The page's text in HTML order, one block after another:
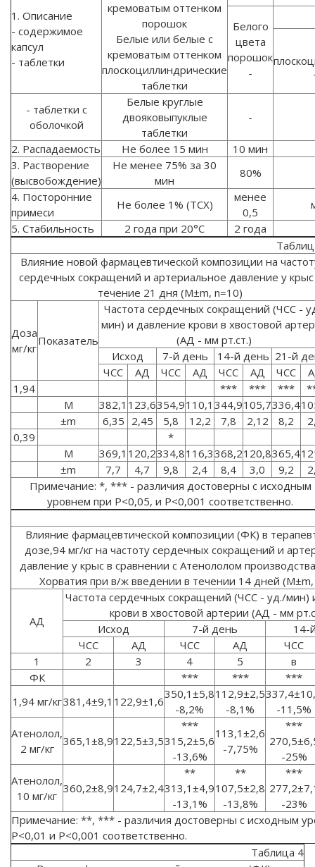
1. Описание
- содержимое
капсул
- таблетки
кремоватым оттенком
порошок
Белые или белые с
кремоватым оттенком
плоскоциллиндрические
таблетки
Белого
цвета
порошок
-
- таблетки с
оболочкой
Белые круглые
двояковыпуклые
таблетки
-
2. Распадаемость Не более 15 мин
10 мин
3. Растворение
(высвобождение)
Не менее 75% за 30
мин
80%
4. Посторонние
примеси
Не более 1% (ТСХ)
менее
0,5
5. Стабильность
2 года при 20°С
2 года
Влияние новой фармацевтической композиции на
сердечных сокращений и артериальное давление у крыс
течение 21 дня (M±m, n=10)
Доза
мг/кг
Показатель
Частота сердечных сокращений (ЧСС -
мин) и давление крови в хвостовой
(АД - мм рт.ст.)
Исход
7-й день 14-й день 21-й
ЧСС
АД ЧСС АД ЧСС АД ЧСС
1,94
*** *** ***
М
382,1 123,6354,9110,1 344,9105,7336,4
±m
6,35 2,45 5,8 12,2 7,8 2,12 8,2
0,39
*
М
369,1 120,2334,8116,3368,2120,8365,4
±m
7,7 4,7 9,8 2,4 8,4 3,0 9,2
Примечание: *, *** - различия достоверны с исходным
уровнем при Р<0,05, и Р<0,001 соответственно.
Влияние фармацевтической композиции (ФК) в
дозе,94 мг/кг на частоту сердечных сокращений и
давление у крыс в сравнении с Атенололом
Хорватия при в/ж введении в течении 14 дней
АД
Частота сердечных сокращений (ЧСС - уд./мин)
крови в хвостовой артерии (АД - мм
Исход
7-й день
14-
ЧСС
АД ЧСС АД
ЧСС
1
2 3 4 5
в
ФК
*** ***
***
1,94 мг/кг381,4±9,1 122,9±1,6
350,1±5,8
-8,2%
112,9±2,5
-8,1%
-11,5%
Атенолол,
2 мг/кг
365,1±8,9122,5±3,5
***
315,2±5,6
-13,6%
113,1±2,6
-7,75%
***
-25%
Атенолол,
10 мг/кг
360,2±8,9124,7±2,4
**
313,1±4,9
-13,1%
**
107,5±2,8
-13,8%
***
-23%
Примечание: **, *** - различия достоверны с исходным
Р<0,01 и Р<0,001 соответственно.
Таблица 4